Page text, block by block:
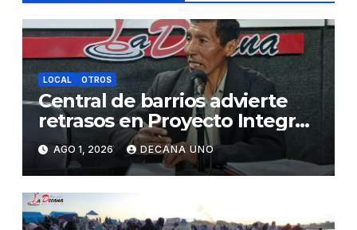
LOCAL OTROS
Central de barrios advierte
retrasos en Proyecto Integral
de Agua y Alcantarillado para
Juliaca
AGO 1, 2026 DECANA UNO